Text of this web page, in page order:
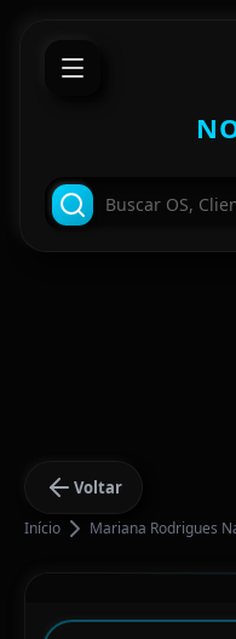
Voltar
Início Mariana Rodrigues